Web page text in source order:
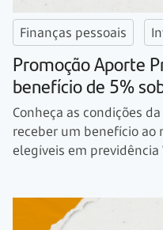
Finanças pessoais
Promoção Aporte
benefício de 5%
Conheça as condições
receber um benefício ao
elegíveis em previdência